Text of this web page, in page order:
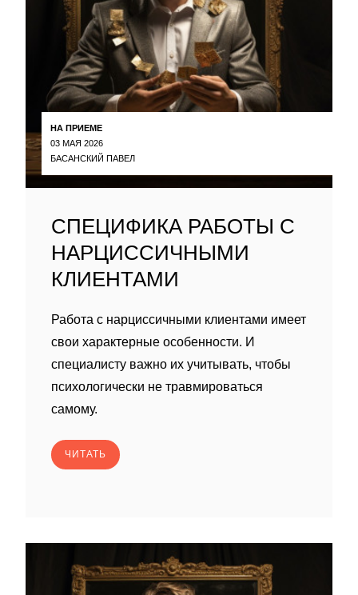
НА ПРИЕМЕ
03 МАЯ 2026
БАСАНСКИЙ ПАВЕЛ
СПЕЦИФИКА РАБОТЫ С
НАРЦИССИЧНЫМИ
КЛИЕНТАМИ
Работа с нарциссичными клиентами имеет
свои характерные особенности. И
специалисту важно их учитывать, чтобы
психологически не травмироваться
самому.
ЧИТАТЬ